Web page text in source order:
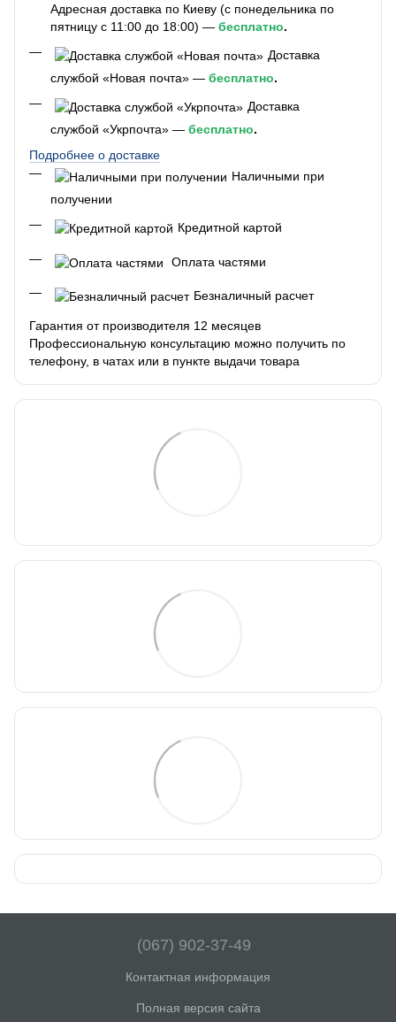
Адресная доставка по Киеву (с понедельника по
пятницу с 11:00 до 18:00) — бесплатно.
Доставка
службой «Новая почта» — бесплатно.
Доставка
службой «Укрпочта» — бесплатно.
Подробнее о доставке
Наличными при
получении
Кредитной картой
Оплата частями
Безналичный расчет
Гарантия от производителя 12 месяцев
Профессиональную консультацию можно получить по
телефону, в чатах или в пункте выдачи товара
(067) 902-37-49
Контактная информация
Полная версия сайта